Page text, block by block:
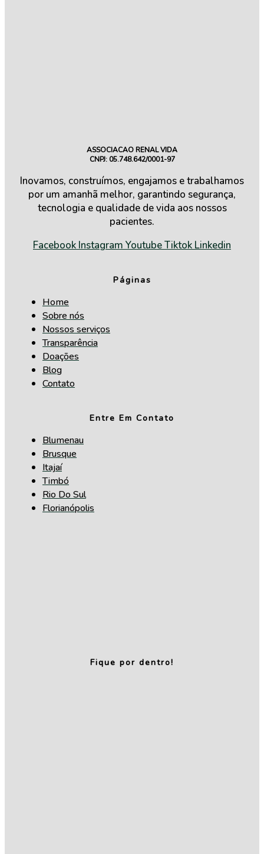
ASSOCIACAO RENAL VIDA
CNPJ: 05.748.642/0001-97
Inovamos, construímos, engajamos e trabalhamos
por um amanhã melhor, garantindo segurança,
tecnologia e qualidade de vida aos nossos
pacientes.
Facebook Instagram YoutubeTiktok Linkedin
Páginas
Home
Sobre nós
Nossos serviços
Transparência
Doações
Blog
Contato
Entre Em Contato
Blumenau
Brusque
Itajaí
Timbó
Rio Do Sul
Florianópolis
Fique por dentro!